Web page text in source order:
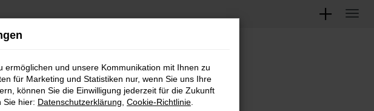
und unsere Kommunikation mit Ihnen zu
für Marketing und Statistiken nur, wenn Sie uns Ihre
können Sie die Einwilligung jederzeit für die Zukunft
Sie hier: Datenschutzerklärung Cookie-Richtlinie